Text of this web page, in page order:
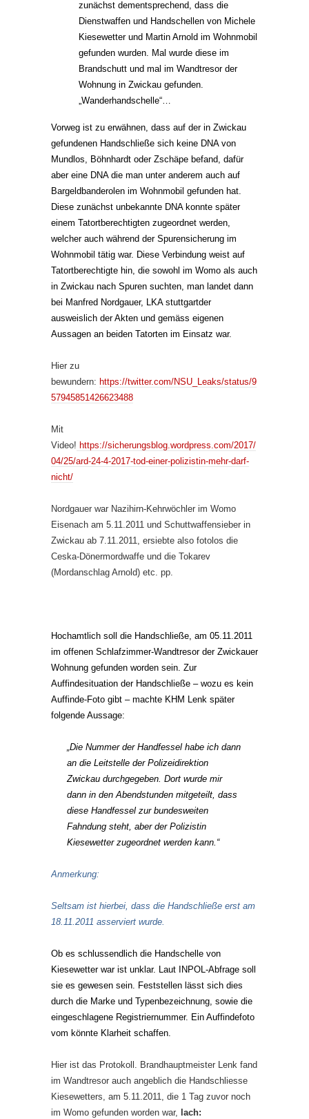
zunächst dementsprechend, dass die
Dienstwaffen und Handschellen von Michele
Kiesewetter und Martin Arnold im Wohnmobil
gefunden wurden. Mal wurde diese im
Brandschutt und mal im Wandtresor der
Wohnung in Zwickau gefunden.
„Wanderhandschelle“…
Vorweg ist zu erwähnen, dass auf der in Zwickau
gefundenen Handschließe sich keine DNA von
Mundlos, Böhnhardt oder Zschäpe befand, dafür
aber eine DNA die man unter anderem auch auf
Bargeldbanderolen im Wohnmobil gefunden hat.
Diese zunächst unbekannte DNA konnte später
einem Tatortberechtigten zugeordnet werden,
welcher auch während der Spurensicherung im
Wohnmobil tätig war. Diese Verbindung weist auf
Tatortberechtigte hin, die sowohl im Womo als auch
in Zwickau nach Spuren suchten, man landet dann
bei Manfred Nordgauer, LKA stuttgartder
ausweislich der Akten und gemäss eigenen
Aussagen an beiden Tatorten im Einsatz war.
Hier zu
bewundern: https://twitter.com/NSU_Leaks/status/9
57945851426623488
Mit
Video! https://sicherungsblog.wordpress.com/2017/
04/25/ard-24-4-2017-tod-einer-polizistin-mehr-darf-
nicht/
Nordgauer war Nazihirn-Kehrwöchler im Womo
Eisenach am 5.11.2011 und Schuttwaffensieber in
Zwickau ab 7.11.2011, ersiebte also fotolos die
Ceska-Dönermordwaffe und die Tokarev
(Mordanschlag Arnold) etc. pp.
Hochamtlich soll die Handschließe, am 05.11.2011
im offenen Schlafzimmer-Wandtresor der Zwickauer
Wohnung gefunden worden sein. Zur
Auffindesituation der Handschließe – wozu es kein
Auffinde-Foto gibt – machte KHM Lenk später
folgende Aussage:
Die Nummer der Handfessel habe ich dann
an die Leitstelle der Polizeidirektion
Zwickau durchgegeben. Dort wurde mir
dann in den Abendstunden mitgeteilt, dass
diese Handfessel zur bundesweiten
Fahndung steht, aber der Polizistin
Kiesewetter zugeordnet werden kann.“
Anmerkung:
Seltsam ist hierbei, dass die Handschließe erst am
18.11.2011 asserviert wurde.
Ob es schlussendlich die Handschelle von
Kiesewetter war ist unklar. Laut INPOL-Abfrage soll
sie es gewesen sein. Feststellen lässt sich dies
durch die Marke und Typenbezeichnung, sowie die
eingeschlagene Registriernummer. Ein Auffindefoto
vom könnte Klarheit schaffen.
Hier ist das Protokoll. Brandhauptmeister Lenk fand
im Wandtresor auch angeblich die Handschliesse
Kiesewetters, am 5.11.2011, die 1 Tag zuvor noch
im Womo gefunden worden war, lach: